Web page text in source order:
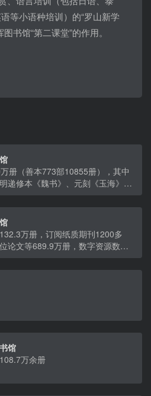
等小语种培训）的“罗山新学
书馆“第二课堂”的作用。
册（善本773部10855册），其中
递修本《魏书》、元刻《玉海》等
万册，订阅纸质期刊1200多
论文等689.9万册，数字资源数据
馆
万余册